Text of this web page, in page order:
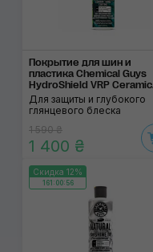
Покрытие для шин и
пластика Chemical Guys
HydroShield VRP Ceramic
Shine Coating
Для защиты и глубокого
глянцевого блеска
1 590 ₴
1 400 ₴
Скидка 12%
161:00:56